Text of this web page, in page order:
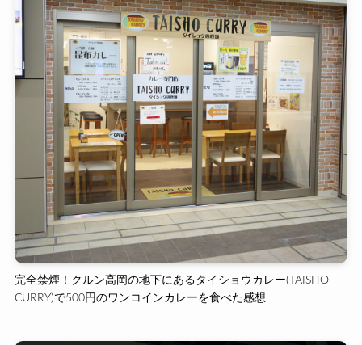
完全禁煙！クルン高岡の地下にあるタイショウカレー(TAISHO
CURRY)で500円のワンコインカレーを食べた感想